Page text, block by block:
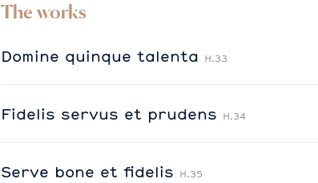
The works
Domine quinque talenta H.33
Fidelis servus et prudens H.34
Serve bone et fidelis H.35